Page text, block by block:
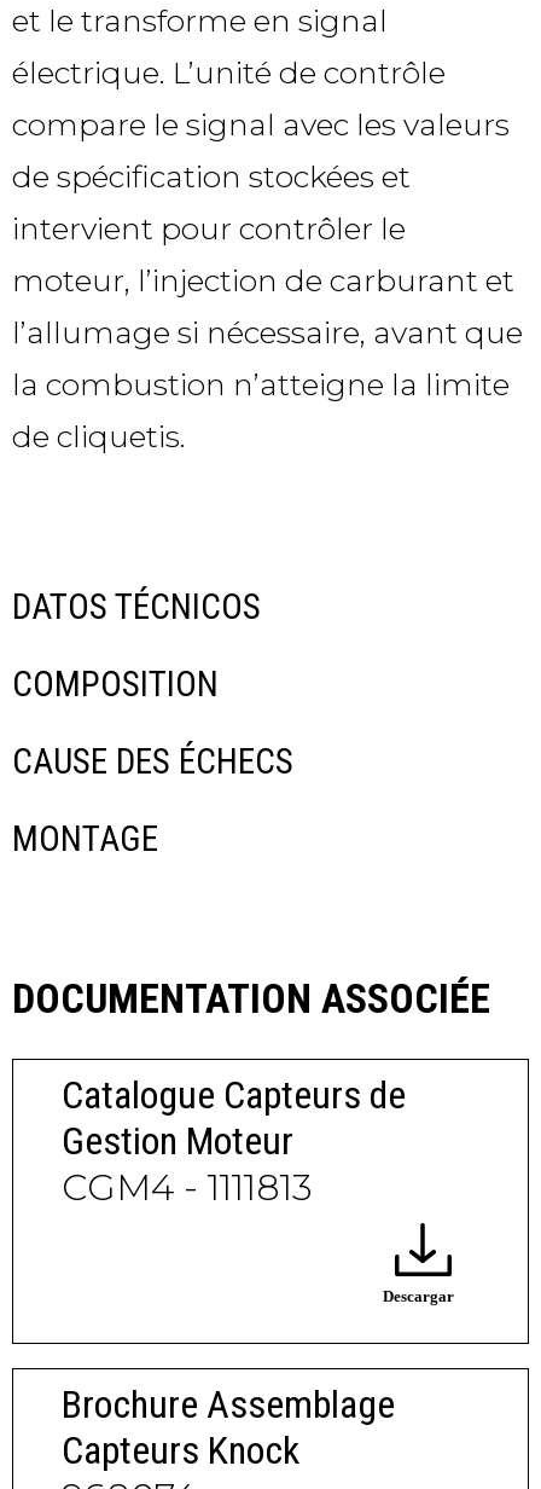
et le transforme en signal
électrique. L’unité de contrôle
compare le signal avec les valeurs
de spécification stockées et
intervient pour contrôler le
moteur, l’injection de carburant et
l’allumage si nécessaire, avant que
la combustion n’atteigne la limite
de cliquetis.
DATOS TÉCNICOS
COMPOSITION
CAUSE DES ÉCHECS
MONTAGE
DOCUMENTATION ASSOCIÉE
Catalogue Capteurs de
Gestion Moteur
CGM4 - 1111813
Brochure Assemblage
Capteurs Knock